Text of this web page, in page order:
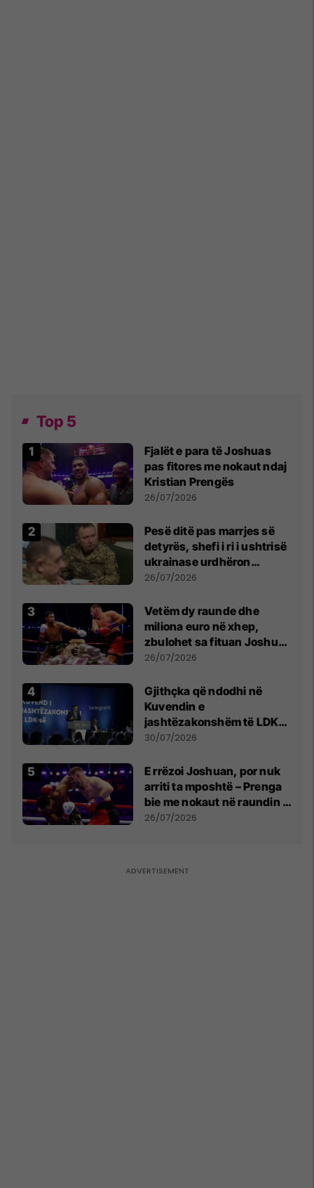
Top 5
Fjalët e para të Joshuas
pas fitores me nokaut ndaj
Kristian Prengës
26/07/2026
Pesë ditë pas marrjes së
detyrës, shefi i ri i ushtrisë
ukrainase urdhëron
kontroll të madh
26/07/2026
Vetëm dy raunde dhe
miliona euro në xhep,
zbulohet sa fituan Joshua
e Prenga
26/07/2026
Gjithçka që ndodhi në
Kuvendin e
jashtëzakonshëm të LDK-
së
30/07/2026
E rrëzoi Joshuan, por nuk
arriti ta mposhtë – Prenga
bie me nokaut në raundin e
dytë
26/07/2026